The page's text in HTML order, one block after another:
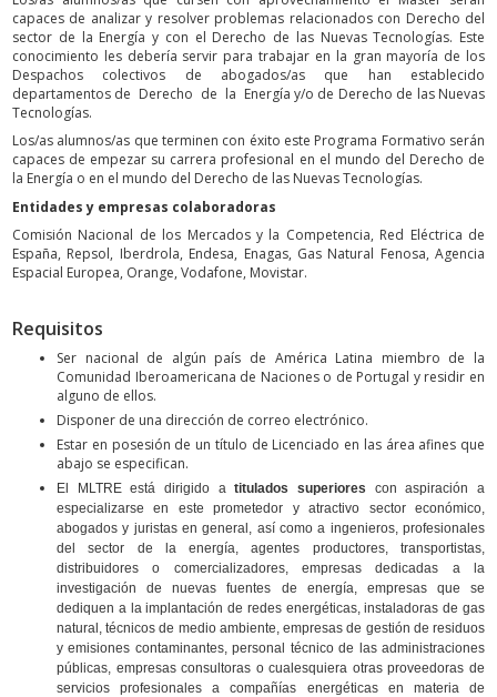
capaces de analizar y resolver problemas relacionados con Derecho del
sector de la Energía y con el Derecho de las Nuevas Tecnologías. Este
conocimiento les debería servir para trabajar en la gran mayoría de los
Despachos colectivos de abogados/as que han establecido
departamentos de Derecho de la Energía y/o de Derecho de las Nuevas
Tecnologías.
Los/as alumnos/as que terminen con éxito este Programa Formativo serán
capaces de empezar su carrera profesional en el mundo del Derecho de
la Energía o en el mundo del Derecho de las Nuevas Tecnologías.
Entidades y empresas colaboradoras
Comisión Nacional de los Mercados y la Competencia, Red Eléctrica de
España, Repsol, Iberdrola, Endesa, Enagas, Gas Natural Fenosa, Agencia
Espacial Europea, Orange, Vodafone, Movistar.
Requisitos
Ser nacional de algún país de América Latina miembro de la
Comunidad Iberoamericana de Naciones o de Portugal y residir en
alguno de ellos.
Disponer de una dirección de correo electrónico.
Estar en posesión de un título de Licenciado en las área afines que
abajo se especifican.
El MLTRE está dirigido atitulados superiores con aspiración a
especializarse en este prometedor y atractivo sector económico,
abogados y juristas en general, así como a ingenieros, profesionales
del sector de la energía, agentes productores, transportistas,
distribuidores o comercializadores, empresas dedicadas a la
investigación de nuevas fuentes de energía, empresas que se
dediquen a la implantación de redes energéticas, instaladoras de gas
natural, técnicos de medio ambiente, empresas de gestión de residuos
y emisiones contaminantes, personal técnico de las administraciones
públicas, empresas consultoras o cualesquiera otras proveedoras de
servicios profesionales a compañías energéticas en materia de